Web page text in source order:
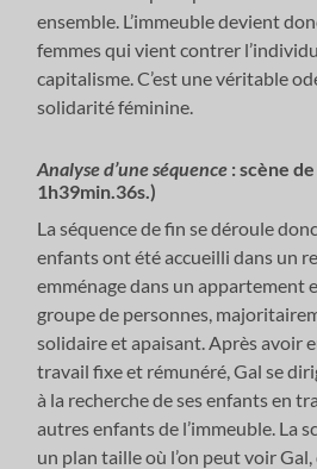
ensemble. L’immeuble devient
femmes qui vient contrer
capitalisme. C’est une véritable
solidarité féminine.
Analyse d’une séquence : scène
1h39min.36s.)
La séquence de fin se déroule
enfants ont été accueilli dans un
emménage dans un appartement
groupe de personnes,
solidaire et apaisant. Après avoir
travail fixe et rémunéré, Gal se
à la recherche de ses enfants en
autres enfants de l’immeuble. La
un plan taille où l’on peut voir Gal,